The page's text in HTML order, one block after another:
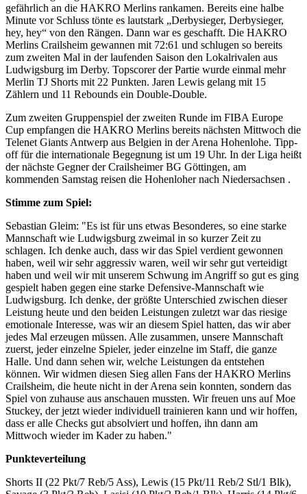
gefährlich an die HAKRO Merlins rankamen. Bereits eine halbe
Minute vor Schluss tönte es lautstark „Derbysieger, Derbysieger,
hey, hey“ von den Rängen. Dann war es geschafft. Die HAKRO
Merlins Crailsheim gewannen mit 72:61 und schlugen so bereits
zum zweiten Mal in der laufenden Saison den Lokalrivalen aus
Ludwigsburg im Derby. Topscorer der Partie wurde einmal mehr
Merlin TJ Shorts mit 22 Punkten. Jaren Lewis gelang mit 15
Zählern und 11 Rebounds ein Double-Double.
Zum zweiten Gruppenspiel der zweiten Runde im FIBA Europe
Cup empfangen die HAKRO Merlins bereits nächsten Mittwoch die
Telenet Giants Antwerp aus Belgien in der Arena Hohenlohe. Tipp-
off für die internationale Begegnung ist um 19 Uhr. In der Liga heißt
der nächste Gegner der Crailsheimer BG Göttingen, am
kommenden Samstag reisen die Hohenloher nach Niedersachsen .
Stimme zum Spiel:
Sebastian Gleim: "Es ist für uns etwas Besonderes, so eine starke
Mannschaft wie Ludwigsburg zweimal in so kurzer Zeit zu
schlagen. Ich denke auch, dass wir das Spiel verdient gewonnen
haben, weil wir sehr aggressiv waren, weil wir sehr gut verteidigt
haben und weil wir mit unserem Schwung im Angriff so gut es ging
gespielt haben gegen eine starke Defensive-Mannschaft wie
Ludwigsburg. Ich denke, der größte Unterschied zwischen dieser
Leistung heute und den beiden Leistungen zuletzt war das riesige
emotionale Interesse, was wir an diesem Spiel hatten, das wir aber
jedes Mal erzeugen müssen. Alle zusammen, unsere Mannschaft
zuerst, jeder einzelne Spieler, jeder einzelne im Staff, die ganze
Halle. Und dann sehen wir, welche Leistungen da entstehen
können. Wir widmen diesen Sieg allen Fans der HAKRO Merlins
Crailsheim, die heute nicht in der Arena sein konnten, sondern das
Spiel von zuhause aus anschauen mussten. Wir freuen uns auf Moe
Stuckey, der jetzt wieder individuell trainieren kann und wir hoffen,
dass er alle Checks gut absolviert und hoffen, ihn dann am
Mittwoch wieder im Kader zu haben."
Punkteverteilung
Shorts II (22 Pkt/7 Reb/5 Ass), Lewis (15 Pkt/11 Reb/2 Stl/1 Blk),